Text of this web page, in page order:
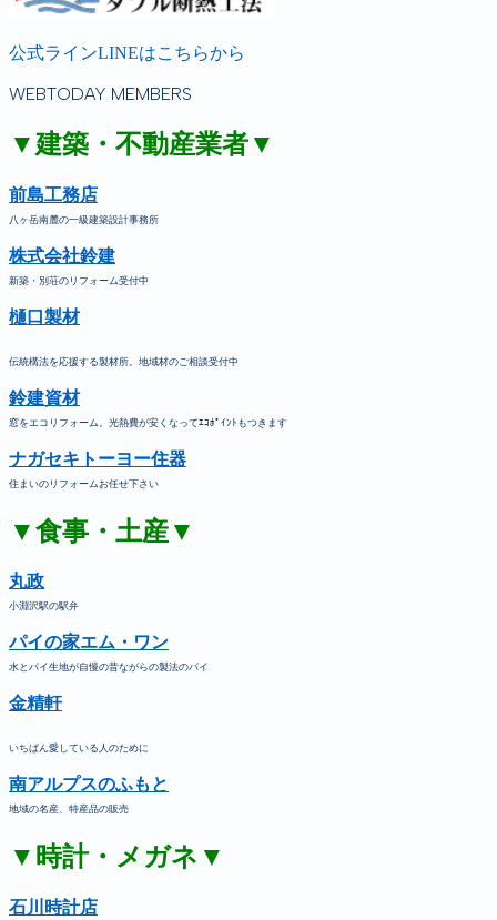
公式ラインLINEはこちらから
WEBTODAY MEMBERS
▼建築・不動産業者▼
前島工務店
八ヶ岳南麓の一級建築設計事務所
株式会社鈴建
新築・別荘のリフォーム受付中
樋口製材
伝統構法を応援する製材所。地域材のご相談受付中
鈴建資材
窓をエコリフォーム。光熱費が安くなってｴｺﾎﾟｲﾝﾄもつきます
ナガセキトーヨー住器
住まいのリフォームお任せ下さい
▼食事・土産▼
丸政
小淵沢駅の駅弁
パイの家エム・ワン
水とパイ生地が自慢の昔ながらの製法のパイ
金精軒
いちばん愛している人のために
南アルプスのふもと
地域の名産、特産品の販売
▼時計・メガネ▼
石川時計店